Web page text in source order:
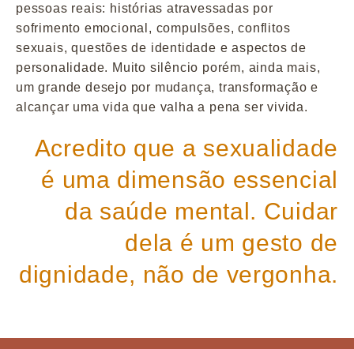
pessoas reais: histórias atravessadas por
sofrimento emocional, compulsões, conflitos
sexuais, questões de identidade e aspectos de
personalidade. Muito silêncio porém, ainda mais,
um grande desejo por mudança, transformação e
alcançar uma vida que valha a pena ser vivida.
Acredito que a sexualidade
é uma dimensão essencial
da saúde mental. Cuidar
dela é um gesto de
dignidade, não de vergonha.